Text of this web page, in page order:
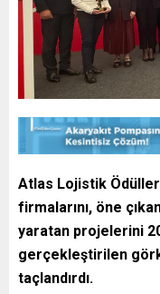
Atlas Lojistik
firmalarını, öne
yaratan projelerini
gerçekleştirilen
taçlandırdı.